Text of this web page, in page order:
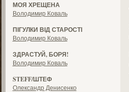
МОЯ ХРЕЩЕНА
Володимир Коваль
ПІГУЛКИ ВІД СТАРОСТІ
Володимир Коваль
ЗДРАСТУЙ, БОРЯ!
Володимир Коваль
STEFF/ШТЕФ
Олександр Денисенко